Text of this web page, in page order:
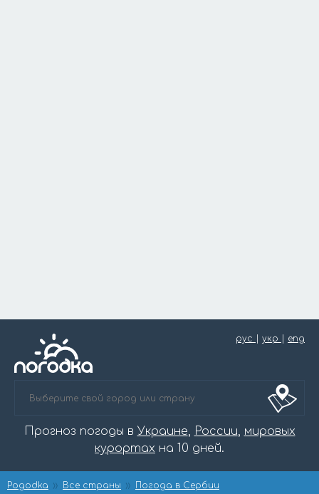
рус укр eng
Прогноз погоды в Украине, России, мировых
курортах на 10 дней.
Pogodka Все страны
Погода в Сербии